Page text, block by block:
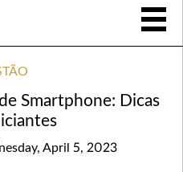
Smartphone: Dicas
April 5, 2023